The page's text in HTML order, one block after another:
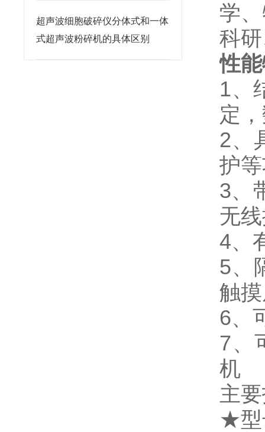
超声波细胞破碎仪分体式和一体
式超声波粉碎机的具体区别
学
科
性
1、
定
2、
护
3、
无
4、
5、
触
6、
7、
机
主
★